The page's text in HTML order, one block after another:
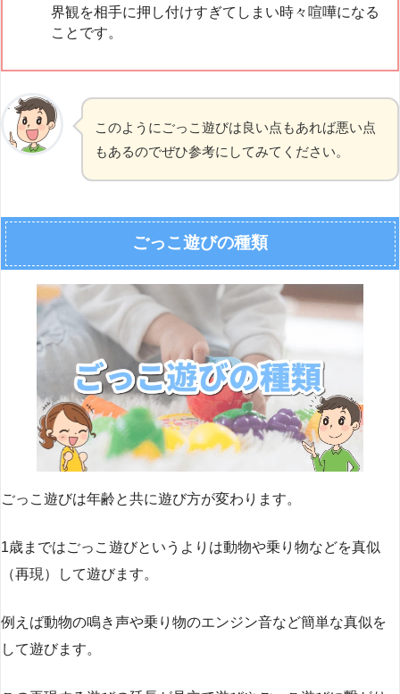
界観を相手に押し付けすぎてしまい時々喧嘩になる
ことです。
このようにごっこ遊びは良い点もあれば悪い点
もあるのでぜひ参考にしてみてください。
ごっこ遊びの種類
ごっこ遊びは年齢と共に遊び方が変わります。
1歳まではごっこ遊びというよりは動物や乗り物などを真似
（再現）して遊びます。
例えば動物の鳴き声や乗り物のエンジン音など簡単な真似を
して遊びます。